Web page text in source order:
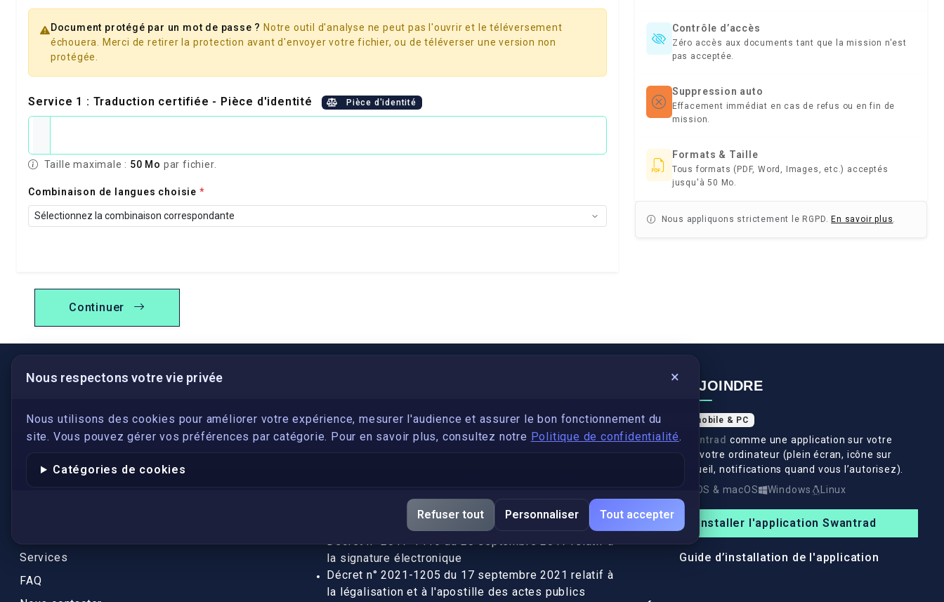
Document protégé par un mot de passe ? Notre outil d'analyse ne peut pas l'ouvrir et le téléversement
échouera. Merci de retirer la protection avant d'envoyer votre fichier, ou de téléverser une version non
protégée.
Service 1 : Traduction certifiée - Pièce d'identité Pièce d'identité
Taille maximale : 50 Mo par fichier.
Combinaison de langues choisie *
Continuer
Contrôle d’accès
Zéro accès aux documents tant que la mission n'est
pas acceptée.
Suppression auto
Effacement immédiat en cas de refus ou en fin de
mission.
Formats & Taille
Tous formats (PDF, Word, Images, etc.) acceptés
jusqu'à 50 Mo.
Nous appliquons strictement le RGPD. En savoir plus.
Nous respectons votre vie privée ×
Nous utilisons des cookies pour améliorer votre expérience, mesurer l'audience et assurer le bon fonctionnement du
site. Vous pouvez gérer vos préférences par catégorie. Pour en savoir plus, consultez notre Politique de confidentialité.
Catégories de cookies
Refuser tout Personnaliser Tout accepter
LIENS UTILES
S'inscrire
Qui sommes-nous ?
Conformité
Services
FAQ
Devenez développeur avec IronSkill Academy
Gubernatis immobilier
Apostille et légalisation, fin de l'obligation entre les
pays de l’UE (Règlement 2016/1191)
Décret n° 2017-1416 du 28 septembre 2017 relatif à
la signature électronique
Décret n° 2021-1205 du 17 septembre 2021 relatif à
la légalisation et à l'apostille des actes publics
NOUS REJOINDRE
Application mobile & PC
InstallezSwantrad comme une application sur votre
téléphone et votre ordinateur (plein écran, icône sur
l’écran d’accueil, notifications quand vous l’autorisez).
iOS & macOS Windows Linux
Installer l'application Swantrad
Guide d’installation de l'application